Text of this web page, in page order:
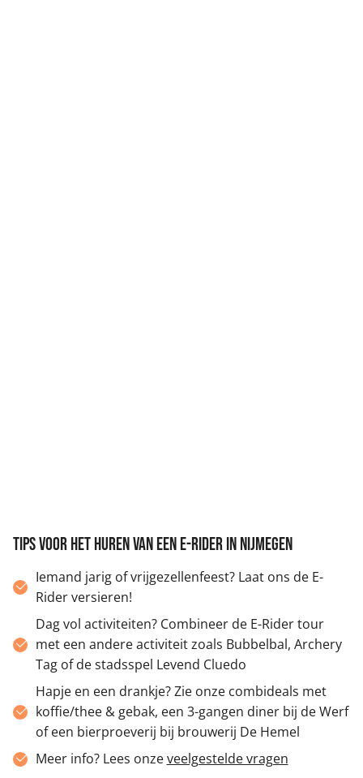
Tips voor het huren van een e-Rider in Nijmegen
Iemand jarig of vrijgezellenfeest? Laat ons de E-
Rider versieren!
Dag vol activiteiten? Combineer de E-Rider tour
met een andere activiteit zoals Bubbelbal, Archery
Tag of de stadsspel Levend Cluedo
Hapje en een drankje? Zie onze combideals met
koffie/thee & gebak, een 3-gangen diner bij de Werf
of een bierproeverij bij brouwerij De Hemel​
Meer info? Lees onzeveelgestelde vragen